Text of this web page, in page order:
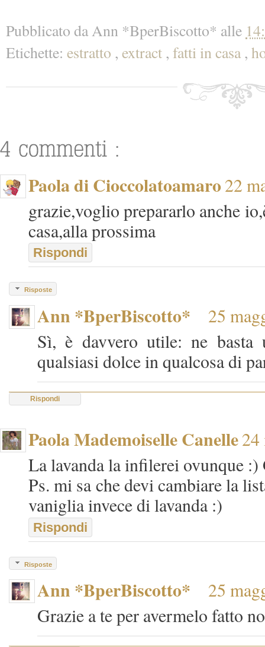
Pubblicato da Ann *BperBiscotto* alle
Etichette: estratto , extract , fatti in casa,
Paola di Cioccolatoamaro22
grazie,voglio prepararlo anche
casa,alla prossima
Rispondi
Risposte
Ann *BperBiscotto*
25
Sì, è davvero utile: ne basta
qualsiasi dolce in qualcosa di
Rispondi
Paola Mademoiselle Canelle24
La lavanda la infilerei ovunque :)
Ps. mi sa che devi cambiare la
vaniglia invece di lavanda :)
Rispondi
Risposte
Ann *BperBiscotto*
25
Grazie a te per avermelo fatto